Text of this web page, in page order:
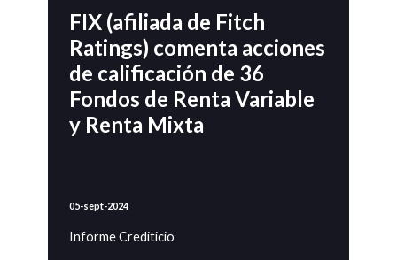
FIX (afiliada de Fitch
Ratings) comenta acciones
de calificación de 36
Fondos de Renta Variable
y Renta Mixta
05-sept-2024
Informe Crediticio